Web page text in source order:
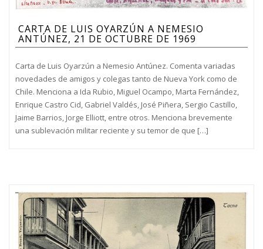
CARTA DE LUIS OYARZÚN A NEMESIO
ANTÚNEZ, 21 DE OCTUBRE DE 1969
Carta de Luis Oyarzún a Nemesio Antúnez. Comenta variadas
novedades de amigos y colegas tanto de Nueva York como de
Chile. Menciona a Ida Rubio, Miguel Ocampo, Marta Fernández,
Enrique Castro Cid, Gabriel Valdés, José Piñera, Sergio Castillo,
Jaime Barrios, Jorge Elliott, entre otros. Menciona brevemente
una sublevación militar reciente y su temor de que […]